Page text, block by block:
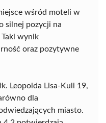
wśród moteli w
silnej pozycji na
wynik
oraz pozytywne
Leopolda Lisa-Kuli 19,
dla
miasto.